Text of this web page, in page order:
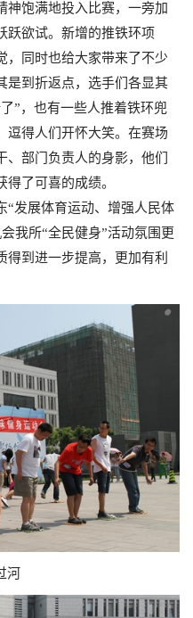
神饱满地投入比赛，一旁加
跃欲试。新增的推铁环项
，同时也给大家带来了不少
是到折返点，选手们各显其
”，也有一些人推着铁环兜
逗得人们开怀大笑。在赛场
、部门负责人的身影，他们
了可喜的成绩。
“发展体育运动、增强人民体
我所“全民健身”活动氛围更
到进一步提高，更加有利
河